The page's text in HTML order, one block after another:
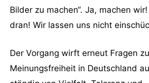
Bilder zu machen“. Ja, machen
dran! Wir lassen uns nicht
Der Vorgang wirft erneut Fragen
Meinungsfreiheit in Deutschland